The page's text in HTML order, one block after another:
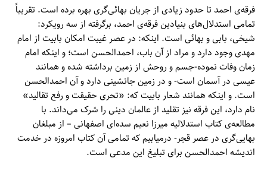
فرقه‌ی احمد تا حدود زیادی از جریان بهائی‌گری بهره برده است. تقریباً
تمامی استدلال‌های بنیادین فرقه‌ی احمد، برگرفته از سه رویکرد:
شیخی، بابی و بهائی است. اینکه: در عصر غیبت امکان بابیت از امام
مهدی وجود دارد و مراد از آن باب، احمدالحسن است؛ و اینکه امام
زمان وفات نموده-جسم و روحش از زمین برداشته شده و همانند
عیسی در آسمان است- و در زمین جانشینی دارد و آن احمدالحسن
است. و اینکه همانند شعار بابیت که: «تحری حقیقت و رفع تقالید»
نام دارد، این فرقه نیز تقلید از عالمان دینی را شرک می‌داند. با
مطالعه‌ی کتاب استدلالیه میرزا نعیم سده‌ای اصفهانی – از مبلغان
بهایی‌گری در عصر قجر- درمیابیم که تمامی آن کتاب امروزه در خدمت
اندیشه احمدالحسن برای تبلیغ این مدعی است.